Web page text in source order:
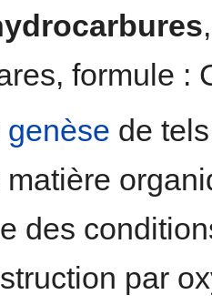
formule :
genèse de
matière
des
par